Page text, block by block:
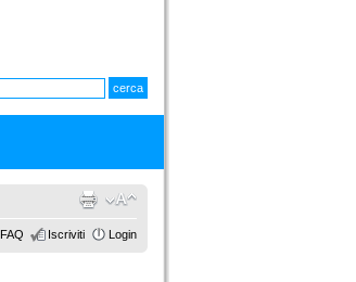
FAQ Iscriviti Login